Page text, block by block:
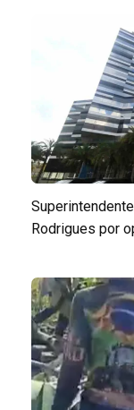
Rodrigues por